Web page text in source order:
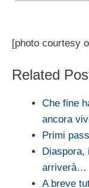
[photo courtesy
Related
Che fine
ancora
Primi
Diaspora,
arriverà…
A breve